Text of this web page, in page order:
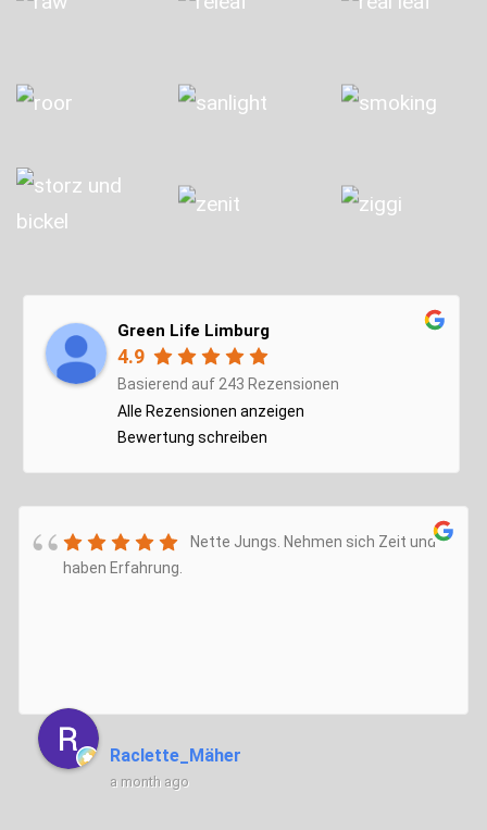
Green Life Limburg
4.9
Basierend auf 243 Rezensionen
Alle Rezensionen anzeigen
Bewertung schreiben
Nette Jungs. Nehmen sich Zeit und
haben Erfahrung.
Raclette_Mäher
a month ago